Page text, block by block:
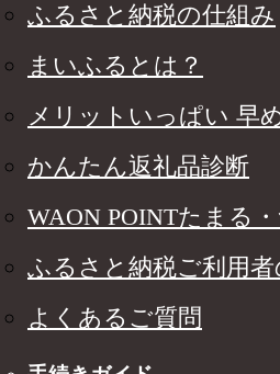
ふるさと納税の仕組み
まいふるとは？
メリットいっぱい 早
かんたん返礼品診断
WAON POINTたまる
ふるさと納税ご利用者
よくあるご質問